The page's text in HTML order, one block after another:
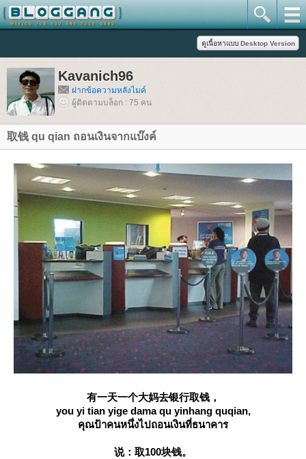
Kavanich96
ฝากข้อความหลังไมค์
ผู้ติดตามบล็อก : 75 คน
取钱 qu qian ถอนเงินจากแบ๊งค์
有一天一个大妈去银行取钱，
you yi tian yige dama qu yinhang quqian,
คุณป้าคนหนึ่งไปถอนเงินที่ธนาคาร
说：取100块钱。